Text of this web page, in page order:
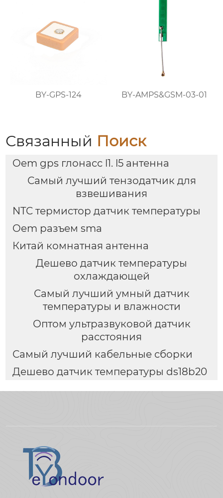
BY-GPS-124 BY-AMPS&GSM-03-01
Связанный Поиск
Oem gps глонасс l1. l5 антенна
Самый лучший тензодатчик для
взвешивания
NTC термистор датчик температуры
Oem разъем sma
Китай комнатная антенна
Дешево датчик температуры
охлаждающей
Самый лучший умный датчик
температуры и влажности
Оптом ультразвуковой датчик
расстояния
Самый лучший кабельные сборки
Дешево датчик температуры ds18b20